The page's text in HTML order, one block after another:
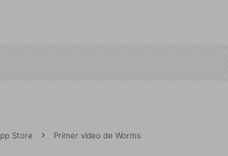
Store Primer vídeo de Worms